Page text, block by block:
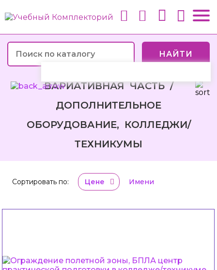
НАЙТИ
ВАРИАТИВНАЯ ЧАСТЬ /
ДОПОЛНИТЕЛЬНОЕ
ОБОРУДОВАНИЕ, КОЛЛЕДЖИ/
ТЕХНИКУМЫ
Сортировать по: Цене Имени